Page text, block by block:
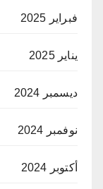
فبراير 2025
يناير 2025
ديسمبر 2024
نوفمبر 2024
أكتوبر 2024